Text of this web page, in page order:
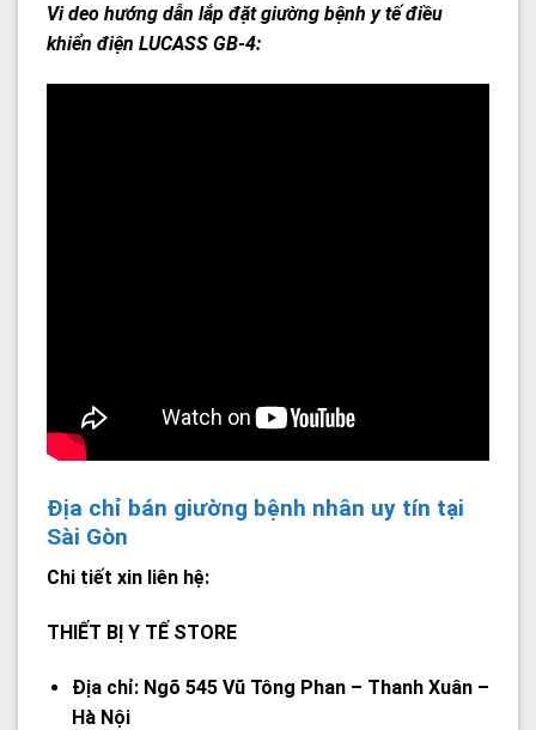
Vi deo hướng dẫn lắp đặt giường bệnh y tế điều
khiển điện LUCASS GB-4:
Địa chỉ bán giường bệnh nhân uy tín tại
Sài Gòn
Chi tiết xin liên hệ:
THIẾT BỊ Y TẾ STORE
Địa chỉ: Ngõ 545 Vũ Tông Phan – Thanh Xuân –
Hà Nội